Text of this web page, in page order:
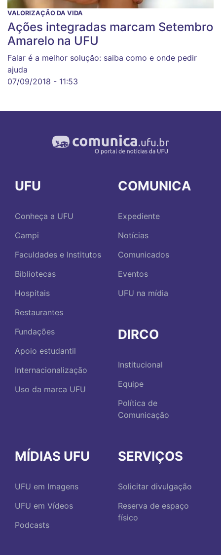
VALORIZAÇÃO DA VIDA
Ações integradas marcam Setembro
Amarelo na UFU
Falar é a melhor solução: saiba como e onde pedir
ajuda
07/09/2018 - 11:53
UFU
Conheça a UFU
Campi
Faculdades e Institutos
Bibliotecas
Hospitais
Restaurantes
Fundações
Apoio estudantil
Internacionalização
Uso da marca UFU
COMUNICA
Expediente
Notícias
Comunicados
Eventos
UFU na mídia
DIRCO
Institucional
Equipe
Política de
Comunicação
MÍDIAS UFU
UFU em Imagens
UFU em Vídeos
Podcasts
SERVIÇOS
Solicitar divulgação
Reserva de espaço
físico